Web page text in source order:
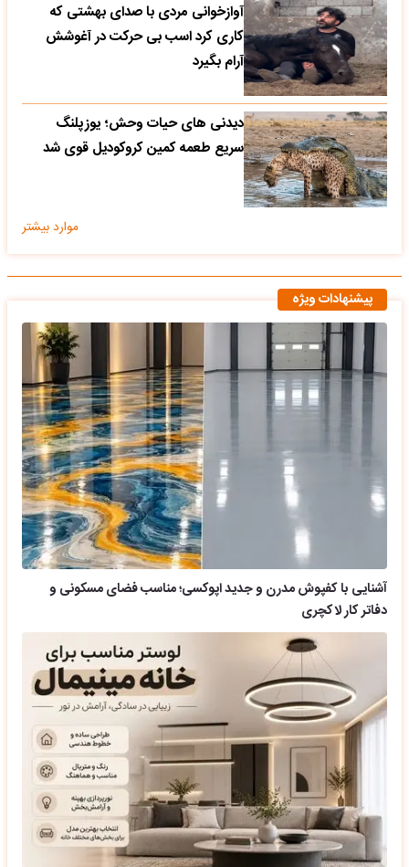
آوازخوانی مردی با صدای بهشتی که
کاری کرد اسب بی حرکت در آغوشش
آرام بگیرد
دیدنی های حیات وحش؛ یوزپلنگ
سریع طعمه کمین کروکودیل قوی شد
موارد بیشتر
پیشنهادات ویژه
آشنایی با کفپوش مدرن و جدید اپوکسی؛ مناسب فضای مسکونی و
دفاتر کار لاکچری